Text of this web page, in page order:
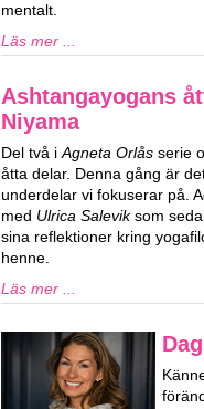
mentalt.
Läs mer ...
Ashtangayogans
Niyama
Del två i Agneta Orlås serie
åtta delar. Denna gång är
underdelar vi fokuserar på.
med Ulrica Saleviksom
sina reflektioner kring
henne.
Läs mer ...